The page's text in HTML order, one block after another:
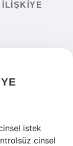
istek
cinsel